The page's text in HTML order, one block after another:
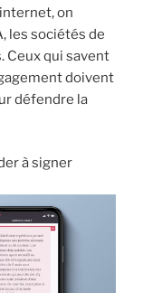
on
les sociétés de
Ceux qui savent
doivent
défendre la
à signer